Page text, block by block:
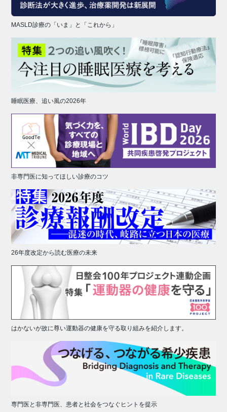
MASLD診療の「いま」と「これから」
睡眠医療、追い風の2026年
非専門医に知ってほしい診療のコツ
26年度改定から読む医療の未来
はかないが故に尊い運動器の健康を守る取り組みを紹介します。
専門医と非専門医、患者と社会をつなぐヒントを提示